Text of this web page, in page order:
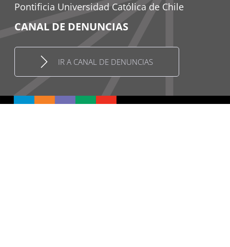
Pontificia Universidad Católica de Chile
CANAL DE DENUNCIAS
IR A CANAL DE DENUNCIAS